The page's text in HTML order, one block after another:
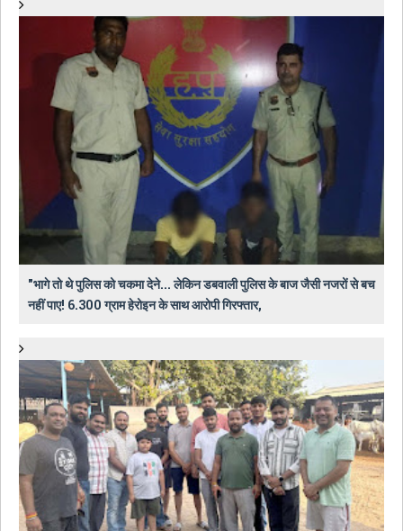
"भागे तो थे पुलिस को चकमा देने... लेकिन डबवाली पुलिस के बाज जैसी नजरों से बच
नहीं पाए! 6.300 ग्राम हेरोइन के साथ आरोपी गिरफ्तार,